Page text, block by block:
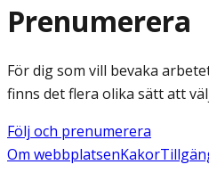
Prenumerera
För dig som vill bevaka
finns det flera olika sätt att
Följ och prenumerera
Om webbplatsenKakor